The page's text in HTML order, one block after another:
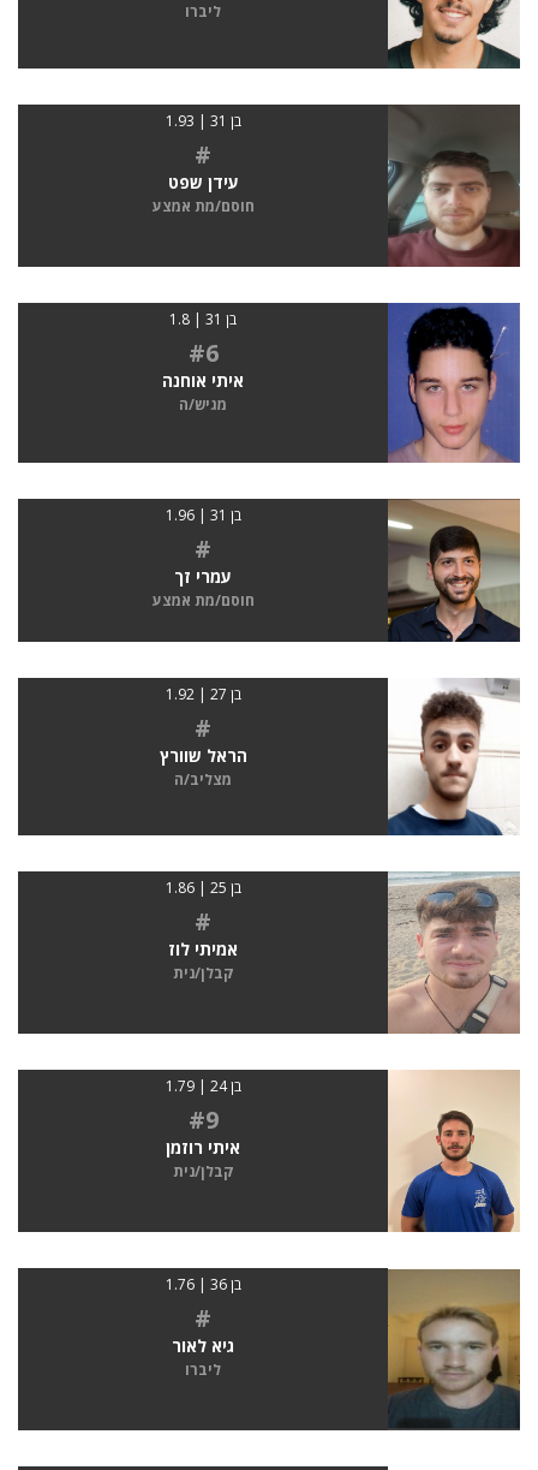
ליברו
בן 31 | 1.93
#
עידן שפט
חוסם/מת אמצע
בן 31 | 1.8
#6
איתי אוחנה
מגיש/ה
בן 31 | 1.96
#
עמרי זך
חוסם/מת אמצע
בן 27 | 1.92
#
הראל שוורץ
מצליב/ה
בן 25 | 1.86
#
אמיתי לוז
קבלן/נית
בן 24 | 1.79
#9
איתי רוזמן
קבלן/נית
בן 36 | 1.76
#
גיא לאור
ליברו